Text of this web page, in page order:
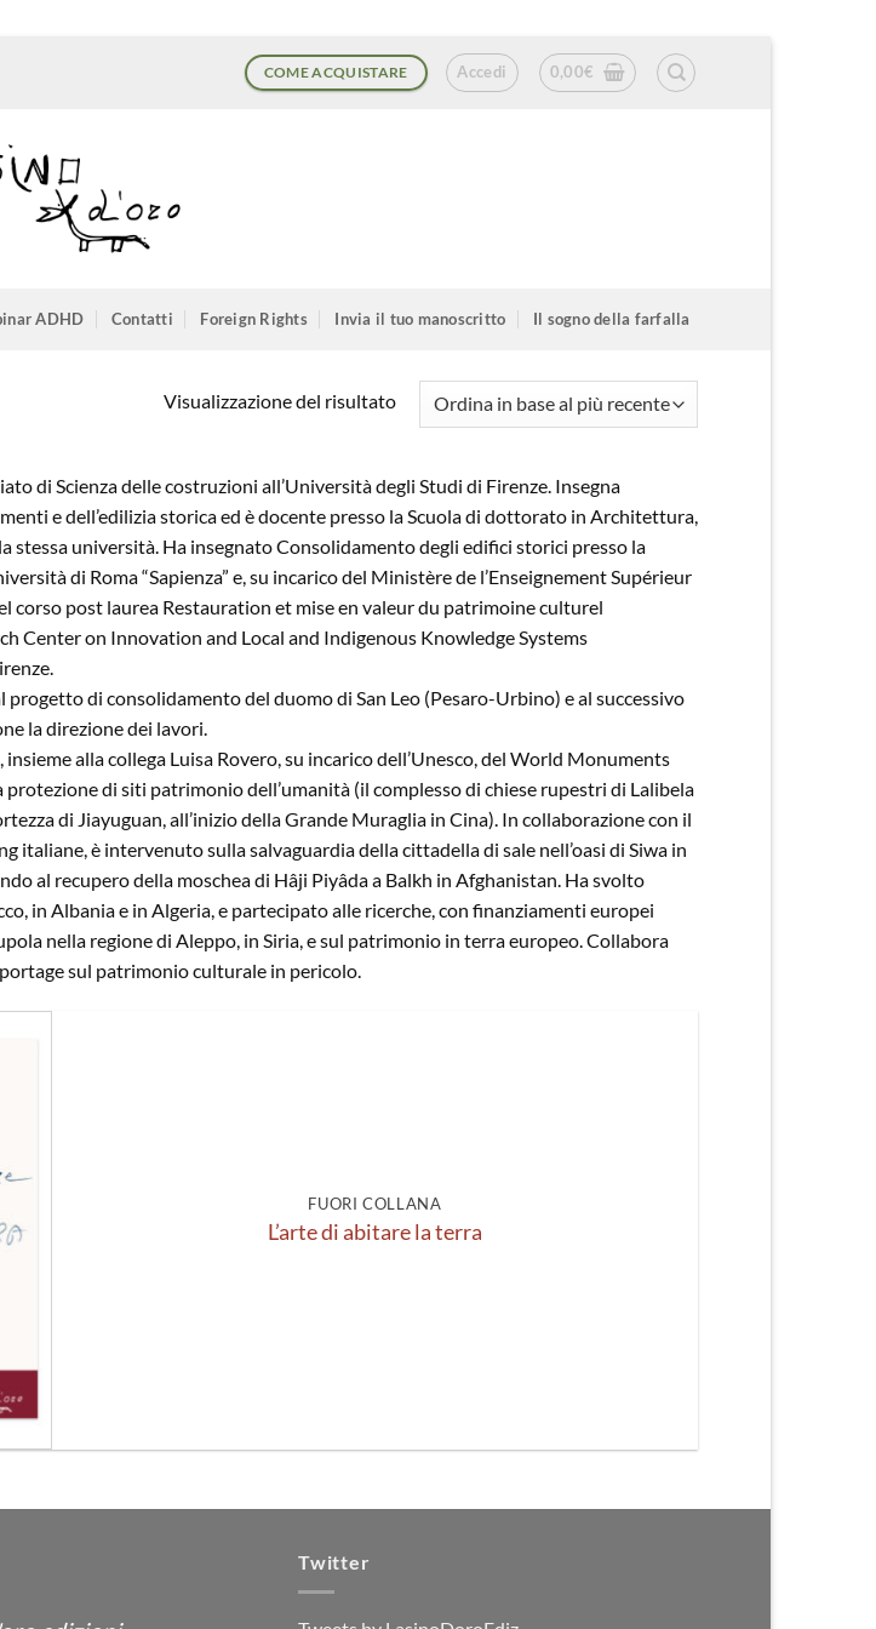
COME ACQUISTARE Accedi 0,00€
ADHD Contatti Foreign Rights Invia il tuo manoscritto Il sogno della farfalla
Visualizzazione del risultato
di Scienza delle costruzioni all’Università degli Studi di Firenze. Insegna
e dell’edilizia storica ed è docente presso la Scuola di dottorato in Architettura,
stessa università. Ha insegnato Consolidamento degli edifici storici presso la
di Roma “Sapienza” e, su incarico del Ministère de l’Enseignement Supérieur
corso post laurea Restauration et mise en valeur du patrimoine culturel
Center on Innovation and Local and Indigenous Knowledge Systems
di consolidamento del duomo di San Leo (Pesaro-Urbino) e al successivo
la direzione dei lavori.
alla collega Luisa Rovero, su incarico dell’Unesco, del World Monuments
protezione di siti patrimonio dell’umanità (il complesso di chiese rupestri di Lalibela
di Jiayuguan, all’inizio della Grande Muraglia in Cina). In collaborazione con il
italiane, è intervenuto sulla salvaguardia della cittadella di sale nell’oasi di Siwa in
al recupero della moschea di Hâji Piyâda a Balkh in Afghanistan. Ha svolto
in Albania e in Algeria, e partecipato alle ricerche, con finanziamenti europei
nella regione di Aleppo, in Siria, e sul patrimonio in terra europeo. Collabora
sul patrimonio culturale in pericolo.
FUORI COLLANA
L’arte di abitare la terra
Twitter